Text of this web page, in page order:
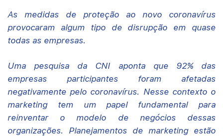
As medidas de proteção ao novo coronavírus
provocaram algum tipo de disrupção em quase
todas as empresas.
Uma pesquisa da CNI aponta que 92% das
empresas participantes foram afetadas
negativamente pelo coronavírus. Nesse contexto o
marketing tem um papel fundamental para
reinventar o modelo de negócios dessas
organizações. Planejamentos de marketing estão